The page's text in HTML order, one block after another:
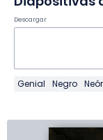
Descargar
Genial Negro